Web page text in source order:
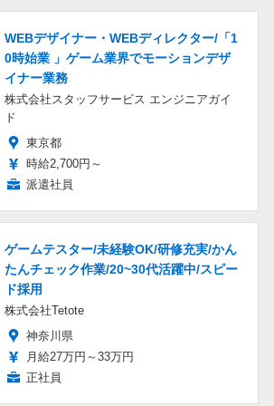
WEBデザイナー・WEBディレクター/「1
0時始業 」ゲーム業界でモーションデザ
イナー業務
株式会社スタッフサービス エンジニアガイ
ド
東京都
時給2,700円～
派遣社員
ゲームテスター/未経験OK/研修充実/かん
たんチェック作業/20~30代活躍中/スピー
ド採用
株式会社Tetote
神奈川県
月給27万円～33万円
正社員